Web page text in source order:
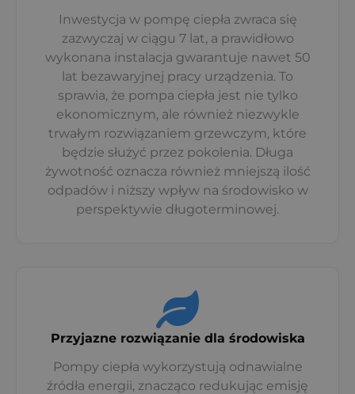
Inwestycja w pompę ciepła zwraca się
zazwyczaj w ciągu 7 lat, a prawidłowo
wykonana instalacja gwarantuje nawet 50
lat bezawaryjnej pracy urządzenia. To
sprawia, że pompa ciepła jest nie tylko
ekonomicznym, ale również niezwykle
trwałym rozwiązaniem grzewczym, które
będzie służyć przez pokolenia. Długa
żywotność oznacza również mniejszą ilość
odpadów i niższy wpływ na środowisko w
perspektywie długoterminowej.
Przyjazne rozwiązanie dla środowiska
Pompy ciepła wykorzystują odnawialne
źródła energii, znacząco redukując emisję